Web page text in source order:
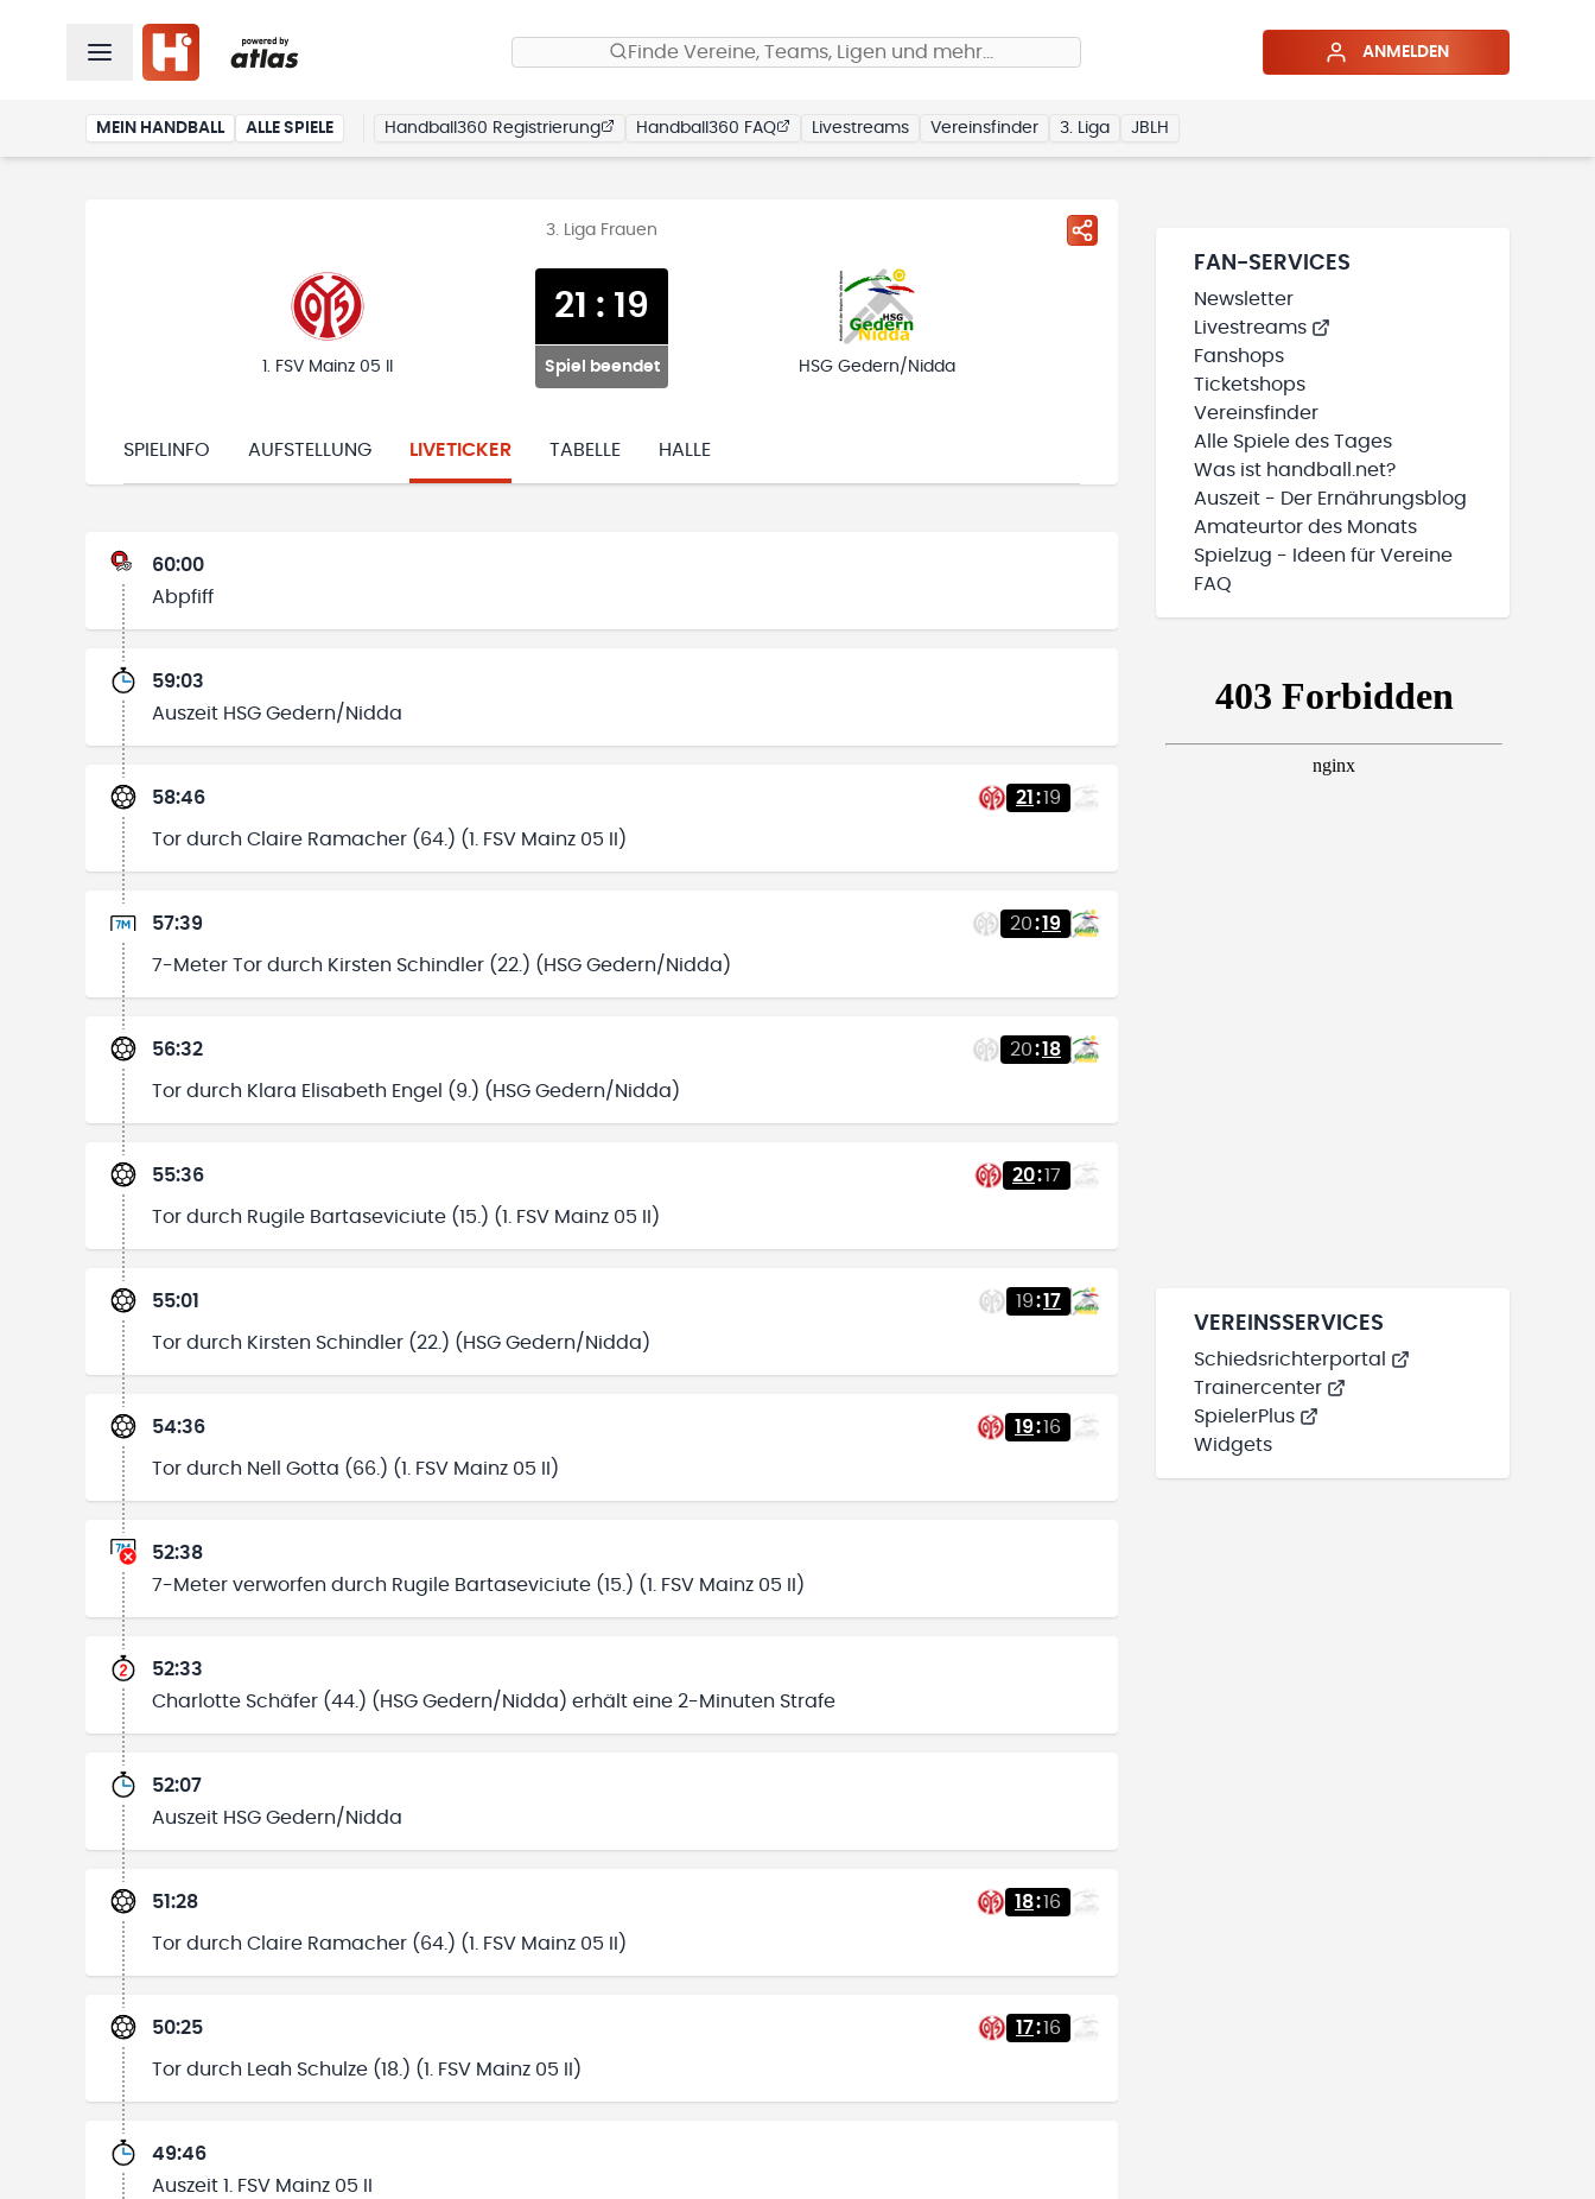
Finde Vereine, Teams, Ligen und mehr… ANMELDEN
MEIN HANDBALL ALLE SPIELE Handball360 Registrierung Handball360 FAQ Livestreams Vereinsfinder 3. Liga JBLH
3. Liga Frauen
1. FSV Mainz 05 II
21 : 19
Spiel beendet HSG Gedern/Nidda
SPIELINFO AUFSTELLUNG LIVETICKER TABELLE HALLE
60:00
Abpfiff
59:03
Auszeit HSG Gedern/Nidda
58:46 21 :19
Tor durch Claire Ramacher (64.) (1. FSV Mainz 05 II)
57:39 20:19
7-Meter Tor durch Kirsten Schindler (22.) (HSG Gedern/Nidda)
56:32 20:18
Tor durch Klara Elisabeth Engel (9.) (HSG Gedern/Nidda)
55:36 20:17
Tor durch Rugile Bartaseviciute (15.) (1. FSV Mainz 05 II)
55:01 19:17
Tor durch Kirsten Schindler (22.) (HSG Gedern/Nidda)
54:36 19:16
Tor durch Nell Gotta (66.) (1. FSV Mainz 05 II)
52:38
7-Meter verworfen durch Rugile Bartaseviciute (15.) (1. FSV Mainz 05 II)
52:33
Charlotte Schäfer (44.) (HSG Gedern/Nidda) erhält eine 2-Minuten Strafe
52:07
Auszeit HSG Gedern/Nidda
51:28 18:16
Tor durch Claire Ramacher (64.) (1. FSV Mainz 05 II)
50:25 17:16
Tor durch Leah Schulze (18.) (1. FSV Mainz 05 II)
49:46
Auszeit 1. FSV Mainz 05 II
FAN-SERVICES
Newsletter
Livestreams
Fanshops
Ticketshops
Vereinsfinder
Alle Spiele des Tages
Was ist handball.net?
Auszeit - Der Ernährungsblog
Amateurtor des Monats
Spielzug - Ideen für Vereine
FAQ
VEREINSSERVICES
Schiedsrichterportal
Trainercenter
SpielerPlus
Widgets